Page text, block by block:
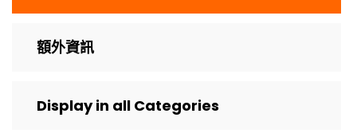
額外資訊
Display in all Categories